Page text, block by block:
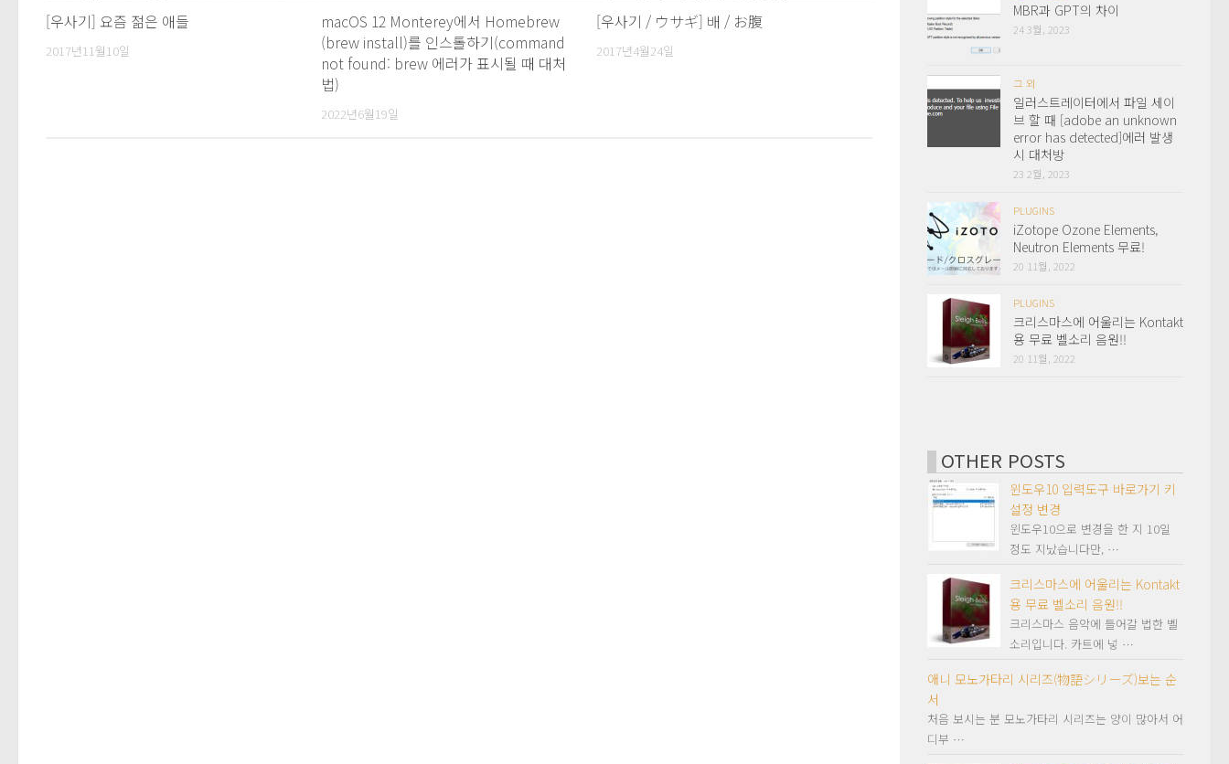
[우사기] 요즘 젊은 애들
2017년11월10일
macOS 12 Monterey에서 Homebrew
(brew install)를 인스톨하기(command
not found: brew 에러가 표시될 때 대처
법)
2022년6월19일
[우사기 / ウサギ] 배 / お腹
2017년4월24일
MBR과 GPT의 차이
24 3월, 2023
그 외
일러스트레이터에서 파일 세이
브 할 때 [adobe an unknown
error has detected]에러 발생
시 대처방
23 2월, 2023
PLUGINS
iZotope Ozone Elements,
Neutron Elements 무료!
20 11월, 2022
PLUGINS
크리스마스에 어울리는 Kontakt
용 무료 벨소리 음원!!
20 11월, 2022
OTHER POSTS
윈도우10 입력도구 바로가기 키
설정 변경
윈도우10으로 변경을 한 지 10일
정도 지났습니다만, …
크리스마스에 어울리는 Kontakt
용 무료 벨소리 음원!!
크리스마스 음악에 들어갈 법한 벨
소리입니다. 카트에 넣 …
애니 모노가타리 시리즈(物語シリーズ)보는 순
서
처음 보시는 분 모노가타리 시리즈는 양이 많아서 어
디부 …